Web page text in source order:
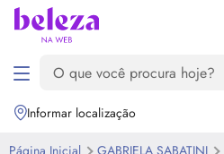
Informar localização
Página Inicial GABRIELA SABATINI